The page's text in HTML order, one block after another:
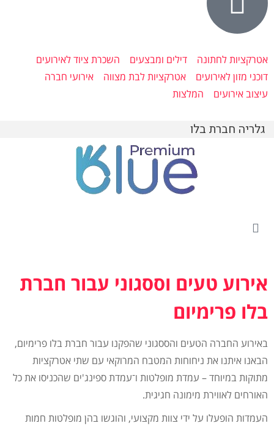
אטרקציות לחתונה דילים ומבצעים
השכרת ציוד לאירועים
דוכני מזון לאירועים
אטרקציות לבת מצווה
אירועי חברה
עיצוב אירועים
המלצות
גלריה חברת בלו
אירוע טעים וססגוני עבור חברת
בלו פרימיום
באירוע החברה הטעים והססגוני שהפקנו עבור חברת בלו פרימיום,
הבאנו איתנו את ניחוחות המטבח המרוקאי עם שתי אטרקציות
מתוקות במיוחד – עמדת מופלטות ו־עמדת ספינג'ים שהכניסו את כל
האורחים לאווירת מימונה חגיגית.
העמדות הופעלו על ידי צוות מקצועי, והוגשו בהן מופלטות חמות